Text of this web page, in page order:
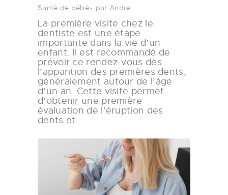
Santé de bébé par Andre
La première visite chez le
dentiste est une étape
importante dans la vie d’un
enfant. Il est recommandé de
prévoir ce rendez-vous dès
l’apparition des premières dents,
généralement autour de l’âge
d’un an. Cette visite permet
d’obtenir une première
évaluation de l’éruption des
dents et…